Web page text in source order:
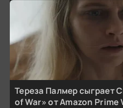
Тереза Палмер сыграет
of War» от Amazon Prime